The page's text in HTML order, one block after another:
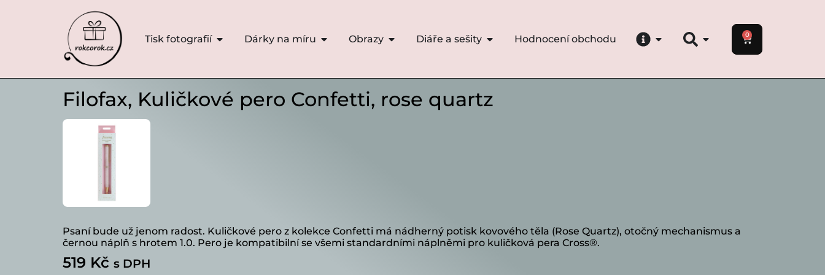
Tisk fotografií Dárky na míru Obrazy Diáře a sešity Hodnocení obchodu 0
Filofax, Kuličkové pero Confetti, rose quartz
Psaní bude už jenom radost. Kuličkové pero z kolekce Confetti má nádherný potisk kovového těla (Rose Quartz), otočný mechanismus a
černou náplň s hrotem 1.0. Pero je kompatibilní se všemi standardními náplněmi pro kuličková pera Cross®.
519 Kč s DPH